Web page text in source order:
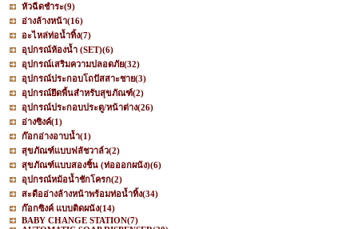
หัวฉีดชำระ(9)
อ่างล้างหน้า(16)
อะไหล่ท่อน้ำทิ้ง(7)
อุปกรณ์ห้องน้ำ (SET)(6)
อุปกรณ์เสริมความปลอดภัย(32)
อุปกรณ์ประกอบโถปัสสาะชาย(3)
อุปกรณ์ยึดพื้นสำหรับสุขภัณฑ์(2)
อุปกรณ์ประกอบประตู/หน้าต่าง(26)
อ่างซิงค์(1)
ก๊อกอ่างอาบน้ำ(1)
สุขภัณฑ์แบบฟลัชวาล์ว(2)
สุขภัณฑ์แบบสองชิ้น (ท่อออกผนัง)(6)
อุปกรณ์หม้อน้ำชักโครก(2)
สะดืออ่างล้างหน้าพร้อมท่อน้ำทิ้ง(34)
ก๊อกซิงค์ แบบติดผนัง(14)
BABY CHANGE STATION(7)